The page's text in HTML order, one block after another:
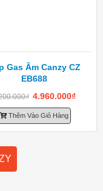
Gas Âm Canzy CZ
EB688
₫ 4.960.000₫
Thêm Vào Giỏ Hàng